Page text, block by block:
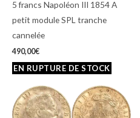
5 francs Napoléon III 1854 A
petit module SPL tranche
cannelée
490,00€